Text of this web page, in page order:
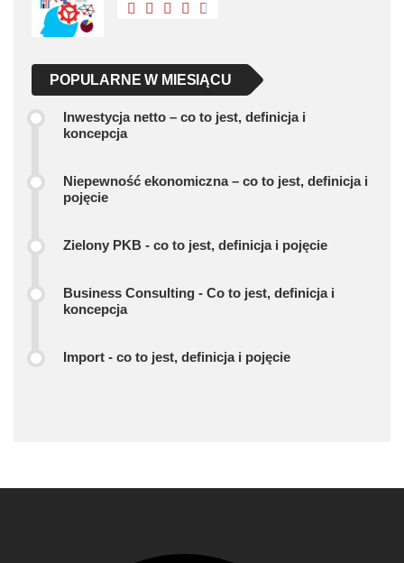
POPULARNE W MIESIĄCU
Inwestycja netto – co to jest, definicja i
koncepcja
Niepewność ekonomiczna – co to jest, definicja i
pojęcie
Zielony PKB - co to jest, definicja i pojęcie
Business Consulting - Co to jest, definicja i
koncepcja
Import - co to jest, definicja i pojęcie